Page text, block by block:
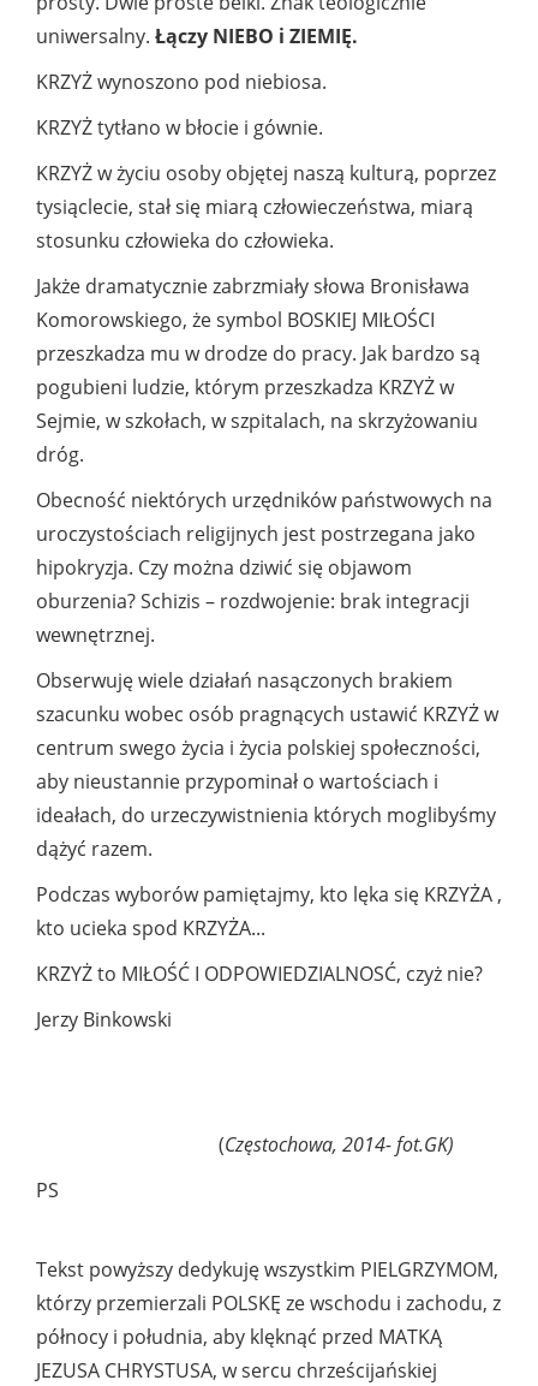
uniwersalny. Łączy NIEBO i ZIEMIĘ.
KRZYŻ wynoszono pod niebiosa.
KRZYŻ tytłano w błocie i gównie.
KRZYŻ w życiu osoby objętej naszą kulturą, poprzez
tysiąclecie, stał się miarą człowieczeństwa, miarą
stosunku człowieka do człowieka.
Jakże dramatycznie zabrzmiały słowa Bronisława
Komorowskiego, że symbol BOSKIEJ MIŁOŚCI
przeszkadza mu w drodze do pracy. Jak bardzo są
pogubieni ludzie, którym przeszkadza KRZYŻ w
Sejmie, w szkołach, w szpitalach, na skrzyżowaniu
dróg.
Obecność niektórych urzędników państwowych na
uroczystościach religijnych jest postrzegana jako
hipokryzja. Czy można dziwić się objawom
oburzenia? Schizis – rozdwojenie: brak integracji
wewnętrznej.
Obserwuję wiele działań nasączonych brakiem
szacunku wobec osób pragnących ustawić KRZYŻ w
centrum swego życia i życia polskiej społeczności,
aby nieustannie przypominał o wartościach i
ideałach, do urzeczywistnienia których moglibyśmy
dążyć razem.
Podczas wyborów pamiętajmy, kto lęka się KRZYŻA ,
kto ucieka spod KRZYŻA...
KRZYŻ to MIŁOŚĆ I ODPOWIEDZIALNOSĆ, czyż nie?
Jerzy Binkowski
(Częstochowa, 2014- fot.GK)
PS
Tekst powyższy dedykuję wszystkim PIELGRZYMOM,
którzy przemierzali POLSKĘ ze wschodu i zachodu, z
północy i południa, aby klęknąć przed MATKĄ
JEZUSA CHRYSTUSA, w sercu chrześcijańskiej